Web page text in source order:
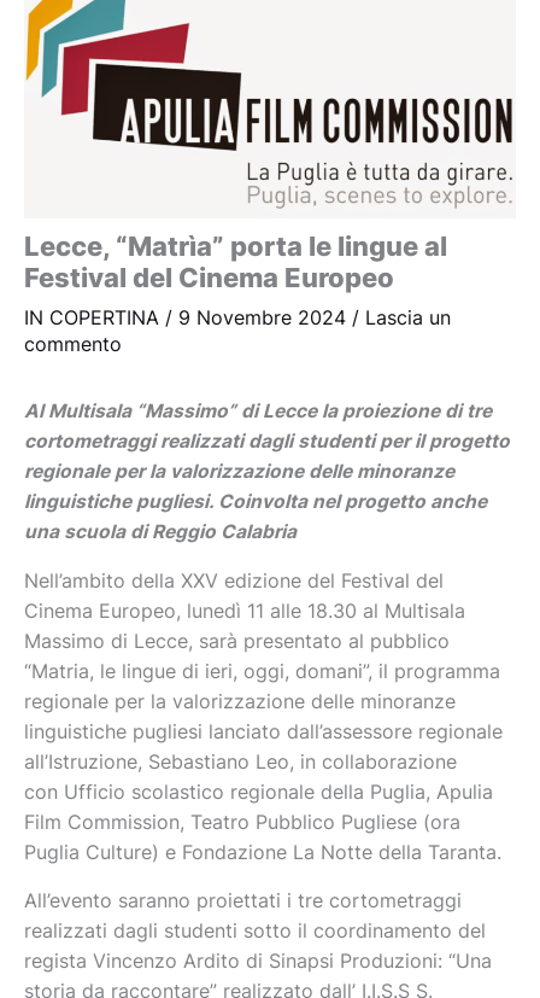
Lecce, “Matrìa” porta le lingue al
Festival del Cinema Europeo
IN COPERTINA / 9 Novembre 2024 / Lascia un
commento
Al Multisala “Massimo” di Lecce la proiezione di tre
cortometraggi realizzati dagli studenti per il progetto
regionale per la valorizzazione delle minoranze
linguistiche pugliesi. Coinvolta nel progetto anche
una scuola di Reggio Calabria
Nell’ambito della XXV edizione del Festival del
Cinema Europeo, lunedì 11 alle 18.30 al Multisala
Massimo di Lecce, sarà presentato al pubblico
“Matria, le lingue di ieri, oggi, domani”, il programma
regionale per la valorizzazione delle minoranze
linguistiche pugliesi lanciato dall’assessore regionale
all’Istruzione, Sebastiano Leo, in collaborazione
con Ufficio scolastico regionale della Puglia, Apulia
Film Commission, Teatro Pubblico Pugliese (ora
Puglia Culture) e Fondazione La Notte della Taranta.
All’evento saranno proiettati i tre cortometraggi
realizzati dagli studenti sotto il coordinamento del
regista Vincenzo Ardito di Sinapsi Produzioni: “Una
storia da raccontare” realizzato dall’ I.I.S.S S.